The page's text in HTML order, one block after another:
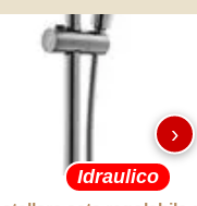
Idraulico
›